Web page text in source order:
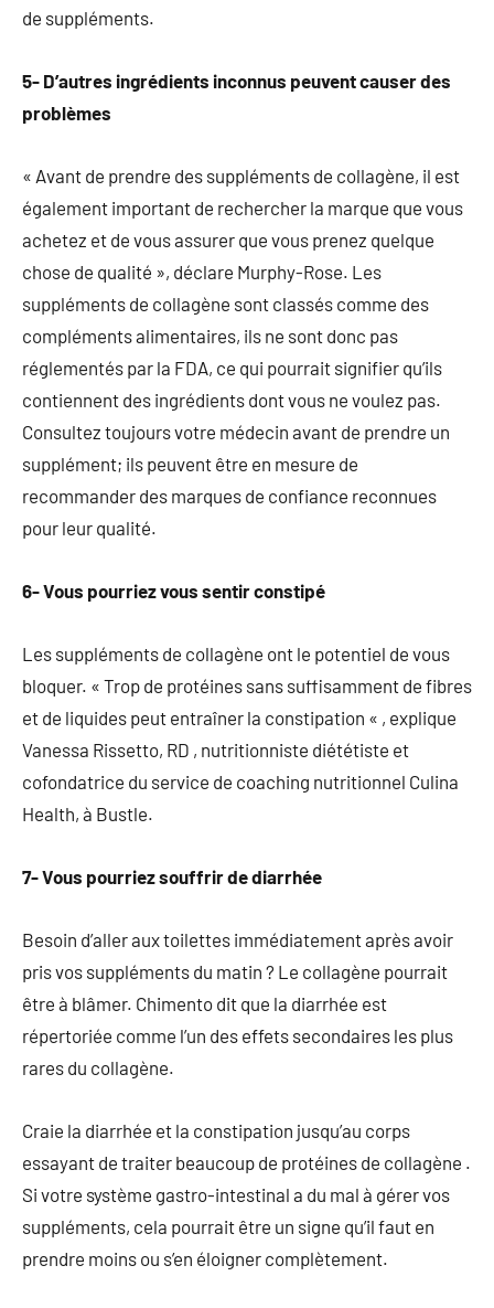
de suppléments.
5- D’autres ingrédients inconnus peuvent causer des
problèmes
« Avant de prendre des suppléments de collagène, il est
également important de rechercher la marque que vous
achetez et de vous assurer que vous prenez quelque
chose de qualité », déclare Murphy-Rose. Les
suppléments de collagène sont classés comme des
compléments alimentaires, ils ne sont donc pas
réglementés par la FDA, ce qui pourrait signifier qu’ils
contiennent des ingrédients dont vous ne voulez pas.
Consultez toujours votre médecin avant de prendre un
supplément; ils peuvent être en mesure de
recommander des marques de confiance reconnues
pour leur qualité.
6- Vous pourriez vous sentir constipé
Les suppléments de collagène ont le potentiel de vous
bloquer. « Trop de protéines sans suffisamment de fibres
et de liquides peut entraîner la constipation « , explique
Vanessa Rissetto, RD , nutritionniste diététiste et
cofondatrice du service de coaching nutritionnel Culina
Health, à Bustle.
7- Vous pourriez souffrir de diarrhée
Besoin d’aller aux toilettes immédiatement après avoir
pris vos suppléments du matin ? Le collagène pourrait
être à blâmer. Chimento dit que la diarrhée est
répertoriée comme l’un des effets secondaires les plus
rares du collagène.
Craie la diarrhée et la constipation jusqu’au corps
essayant de traiter beaucoup de protéines de collagène .
Si votre système gastro-intestinal a du mal à gérer vos
suppléments, cela pourrait être un signe qu’il faut en
prendre moins ou s’en éloigner complètement.